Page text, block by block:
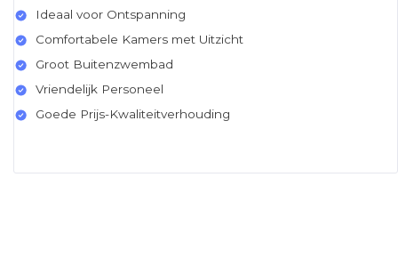
Ideaal voor Ontspanning
Comfortabele Kamers met Uitzicht
Groot Buitenzwembad
Vriendelijk Personeel
Goede Prijs-Kwaliteitverhouding